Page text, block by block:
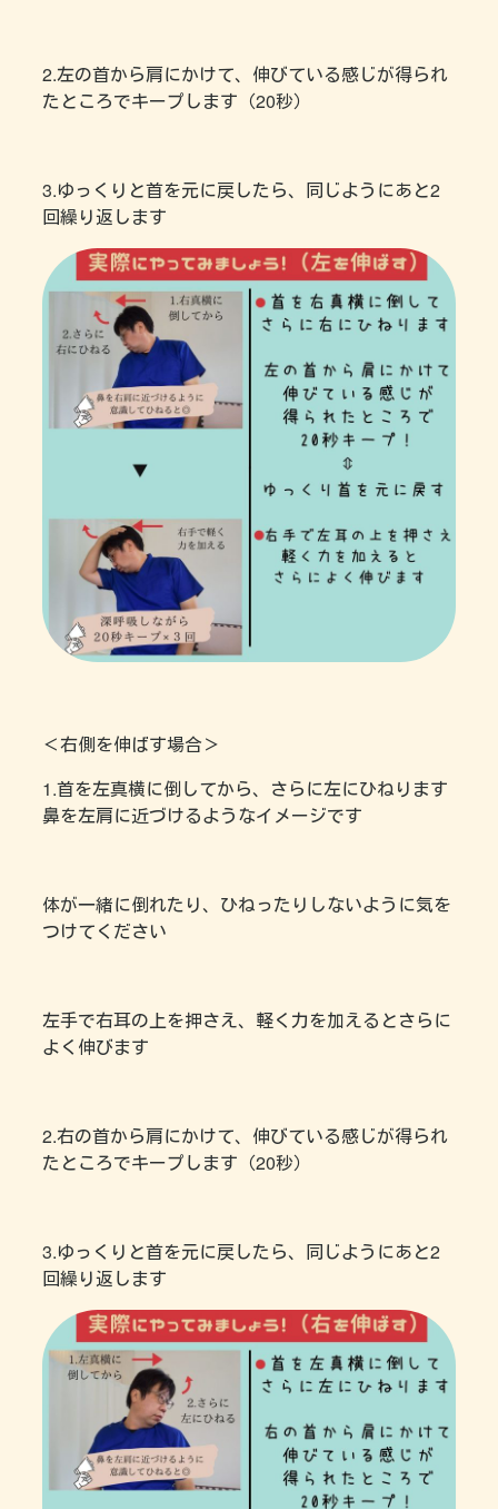
2.左の首から肩にかけて、伸びている感じが得られ
たところでキープします（20秒）
3.ゆっくりと首を元に戻したら、同じようにあと2
回繰り返します
＜右側を伸ばす場合＞
1.首を左真横に倒してから、さらに左にひねります
鼻を左肩に近づけるようなイメージです
体が一緒に倒れたり、ひねったりしないように気を
つけてください
左手で右耳の上を押さえ、軽く力を加えるとさらに
よく伸びます
2.右の首から肩にかけて、伸びている感じが得られ
たところでキープします（20秒）
3.ゆっくりと首を元に戻したら、同じようにあと2
回繰り返します